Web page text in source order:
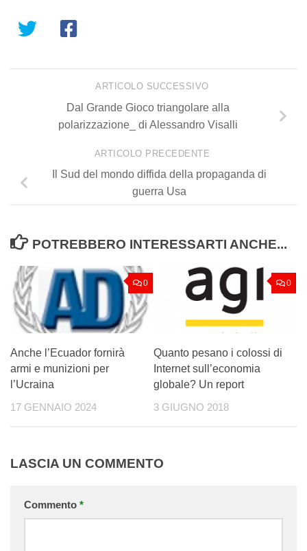
ARTICOLO SUCCESSIVO
Dal Grande Gioco triangolare alla
polarizzazione_ di Alessandro Visalli
ARTICOLO PRECEDENTE
Il Sud del mondo diffida della propaganda di
guerra Usa
POTREBBERO INTERESSARTI ANCHE...
0
Anche l’Ecuador fornirà
armi e munizioni per
l’Ucraina
17 GENNAIO 2024
0
Quanto pesano i colossi di
Internet sull’economia
globale? Un report
3 GIUGNO 2018
LASCIA UN COMMENTO
Commento *